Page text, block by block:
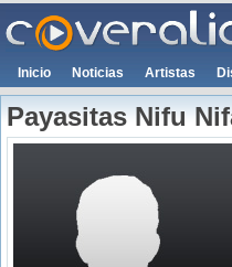
Inicio Noticias Artistas
Payasitas Nifu